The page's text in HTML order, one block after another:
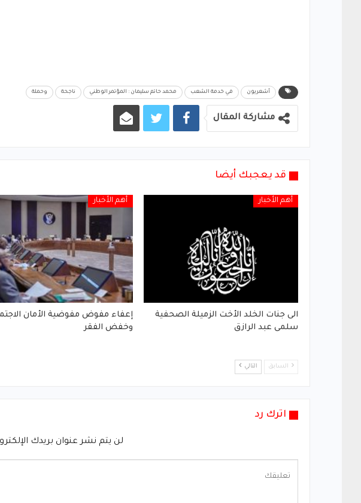
أشعريون في خدمة الشعب محمد حاتم سليمان : المؤتمر الوطني ناجحة وحملة
مشاركة المقال
قد يعجبك أيضا
أهم الأخبار
الى جنات الخلد الأخت الزميلة الصحفية
سلمى عبد الرازق
أهم الأخبار
إعفاء مفوض مفوضية الأمان
وخفض الفقر
السابق التالي
اترك رد
لن يتم نشر عنوان بريدك